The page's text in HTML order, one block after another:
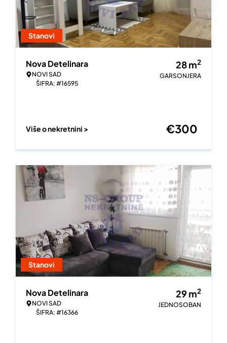
Stanovi
Nova Detelinara
NOVI SAD
ŠIFRA: #16595
28m2
GARSONJERA
Više o nekretnini > €300
Stanovi
Nova Detelinara
NOVI SAD
ŠIFRA: #16366
29 m2
JEDNOSOBAN